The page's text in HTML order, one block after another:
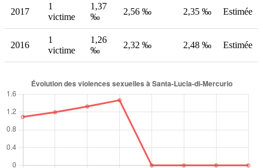
2017
1
victime
1,37
‰
2,56 ‰ 2,35 ‰ Estimée
2016
1
victime
1,26
‰
2,32 ‰ 2,48 ‰ Estimée